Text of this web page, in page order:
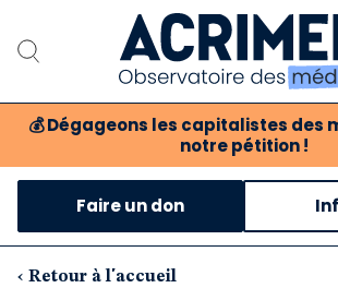
💰 Dégageons les capitalistes des
notre pétition !
Notre association
Notre critique des
Nos propositions
Faire un don
‹ Retour à l'accueil